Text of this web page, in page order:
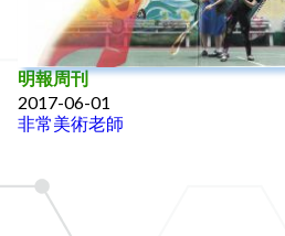
明報周刊
2017-06-01
非常美術老師